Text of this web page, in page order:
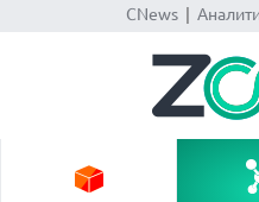
CNews|